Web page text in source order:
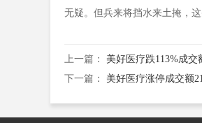
无疑。但兵来将挡水来土掩，
上一篇： 美好医疗跌113%成交
下一篇： 美好医疗涨停成交额